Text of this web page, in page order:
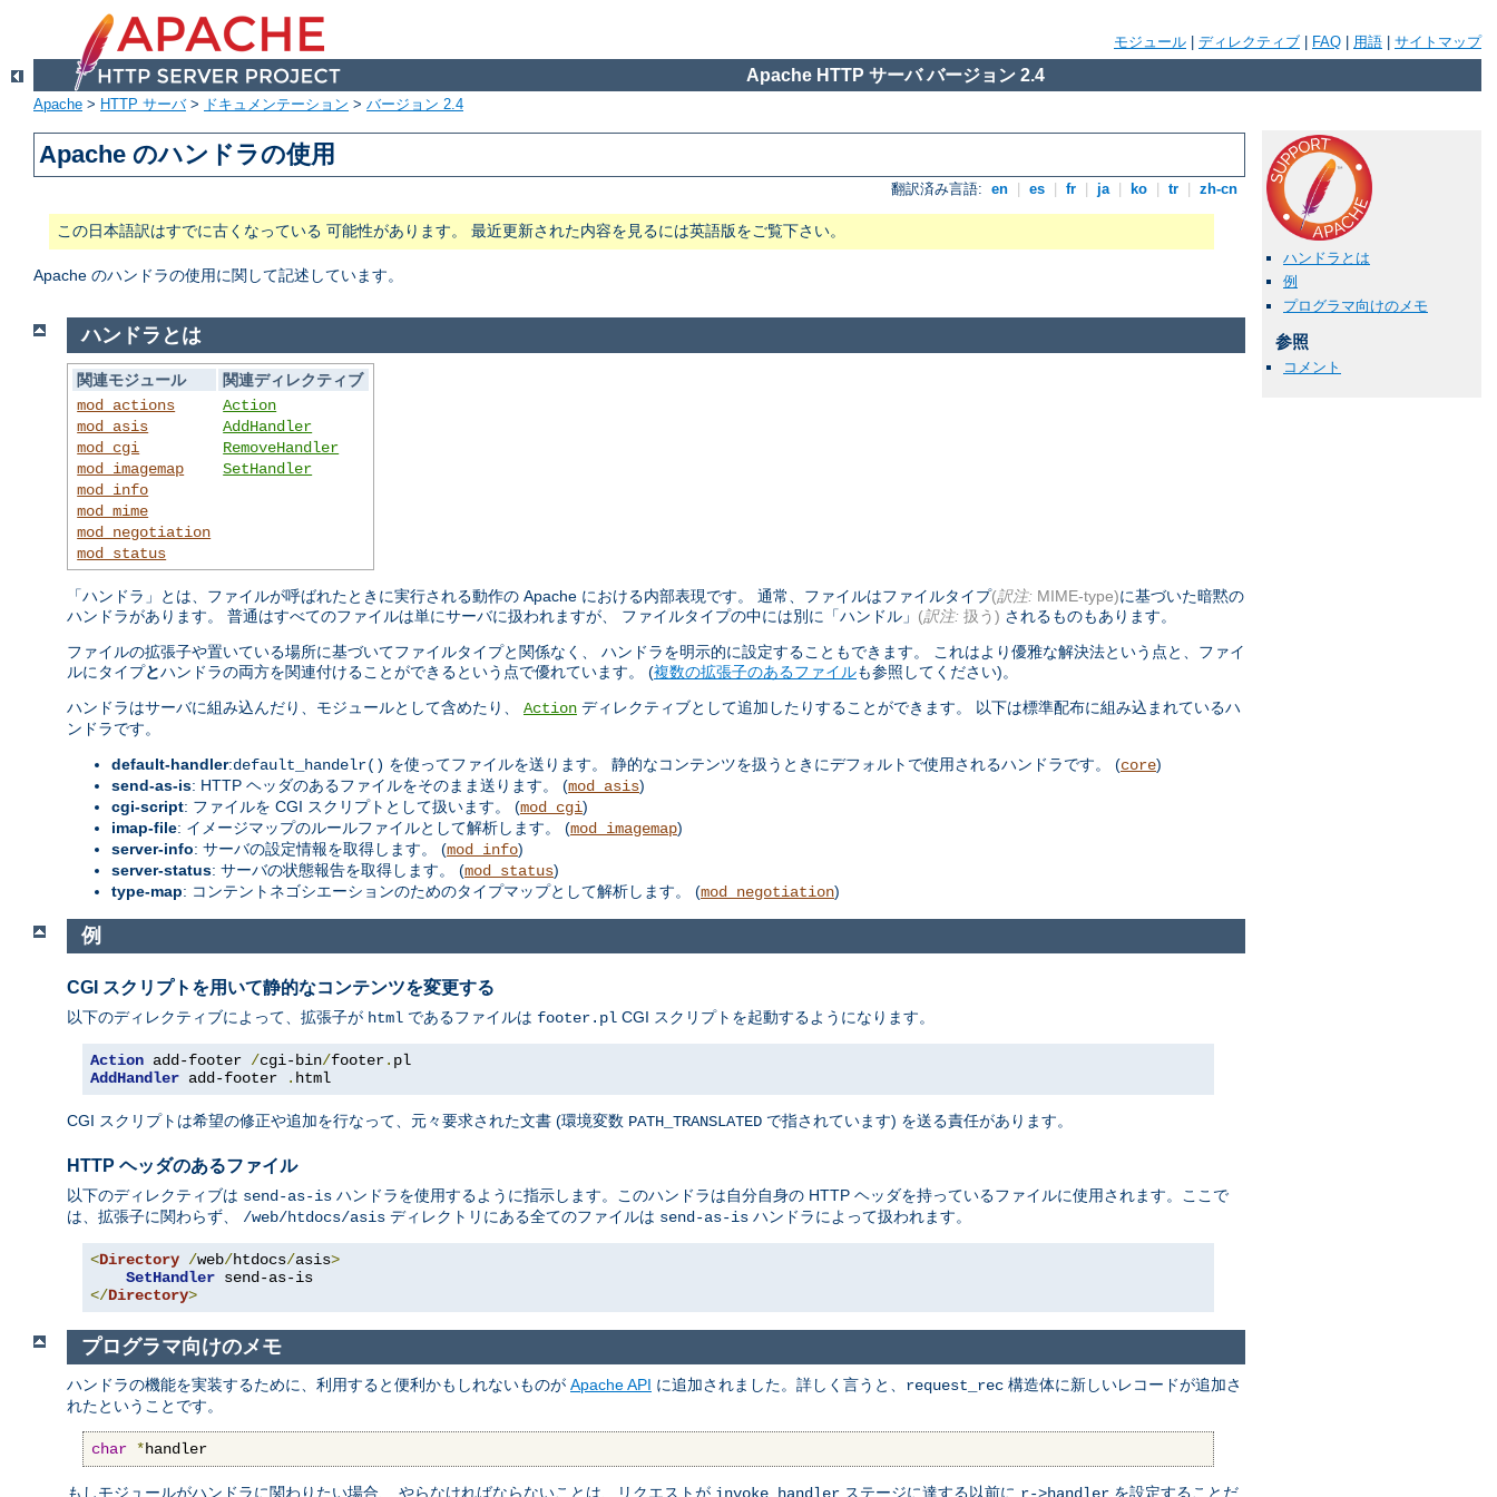
モジュール ディレクティブ FAQ 用語 サイトマップ
Apache HTTP サーバ バージョン 2.4
Apache > HTTP サーバ> ドキュメンテーション > バージョン 2.4
Apache のハンドラの使用
翻訳済み言語: en es fr ja ko tr zh-cn
この日本語訳はすでに古くなっている 可能性があります。 最近更新された内容を見るには英語版をご覧下さい。
Apache のハンドラの使用に関して記述しています。
ハンドラとは
例
プログラマ向けのメモ
参照
コメント
ハンドラとは
関連モジュール
関連ディレクティブ
mod_actions
mod_asis
mod_cgi
mod_imagemap
mod_info
mod_mime
mod_negotiation
mod_status
Action
AddHandler
RemoveHandler
SetHandler
「ハンドラ」とは、ファイルが呼ばれたときに実行される動作の Apache における内部表現です。 通常、ファイルはファイルタイプ(訳注: MIME-type)に基づいた暗黙の
ハンドラがあります。 普通はすべてのファイルは単にサーバに扱われますが、 ファイルタイプの中には別に「ハンドル」 (訳注: 扱う) されるものもあります。
ファイルの拡張子や置いている場所に基づいてファイルタイプと関係なく、 ハンドラを明示的に設定することもできます。 これはより優雅な解決法という点と、ファイ
ルにタイプとハンドラの両方を関連付けることができるという点で優れています。 (複数の拡張子のあるファイルも参照してください)。
ハンドラはサーバに組み込んだり、モジュールとして含めたり、 Action ディレクティブとして追加したりすることができます。 以下は標準配布に組み込まれているハ
ンドラです。
default-handler:default_handelr() を使ってファイルを送ります。 静的なコンテンツを扱うときにデフォルトで使用されるハンドラです。 (core)
send-as-is: HTTP ヘッダのあるファイルをそのまま送ります。 (mod_asis)
cgi-script: ファイルを CGI スクリプトとして扱います。 (mod_cgi)
imap-file: イメージマップのルールファイルとして解析します。 (mod_imagemap)
server-info: サーバの設定情報を取得します。 (mod_info)
server-status: サーバの状態報告を取得します。 (mod_status)
type-map: コンテントネゴシエーションのためのタイプマップとして解析します。 (mod_negotiation)
例
CGI スクリプトを用いて静的なコンテンツを変更する
以下のディレクティブによって、拡張子が html であるファイルは footer.pl CGI スクリプトを起動するようになります。
Action add-footer /cgi-bin/footer.
AddHandler add-footer . html
CGI スクリプトは希望の修正や追加を行なって、元々要求された文書 (環境変数 PATH_TRANSLATED で指されています) を送る責任があります。
HTTP ヘッダのあるファイル
以下のディレクティブは send-as-is ハンドラを使用するように指示します。このハンドラは自分自身の HTTP ヘッダを持っているファイルに使用されます。ここで
は、拡張子に関わらず、 /web/htdocs/asis ディレクトリにある全てのファイルは send-as-is ハンドラによって扱われます。
<Directory /web/htdocs/asis>
SetHandler
</Directory>
プログラマ向けのメモ
ハンドラの機能を実装するために、利用すると便利かもしれないものが Apache API に追加されました。詳しく言うと、 request_rec 構造体に新しいレコードが追加さ
れたということです。
char *handler
もしモジュールがハンドラに関わりたい場合、 やらなければならないことは、リクエストが ステージに達する以前に を設定することだ